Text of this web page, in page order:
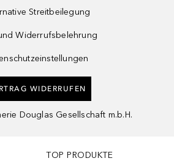
Streitbeilegung
Widerrufsbelehrung
WIDERRUFEN
Douglas Gesellschaft m.b.H.
TOP PRODUKTE